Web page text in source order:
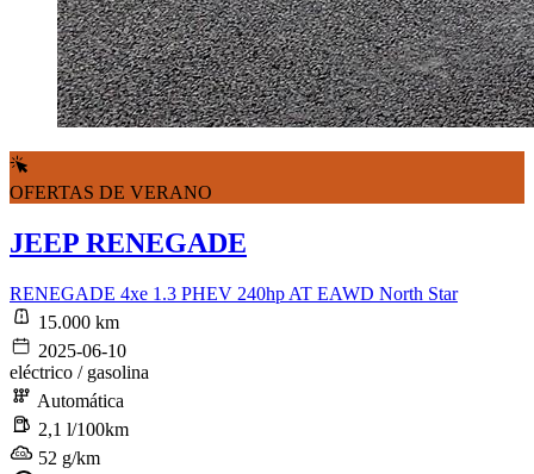
OFERTAS DE VERANO
JEEP RENEGADE
RENEGADE 4xe 1.3 PHEV 240hp AT EAWD North Star
15.000 km
2025-06-10
eléctrico / gasolina
Automática
2,1 l/100km
52 g/km